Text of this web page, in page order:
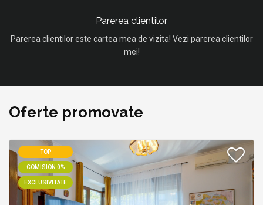
Parerea clientilor
Parerea clientilor este cartea mea de vizita! Vezi parerea clientilor
mei!
Oferte promovate
TOP
COMISION 0%
EXCLUSIVITATE